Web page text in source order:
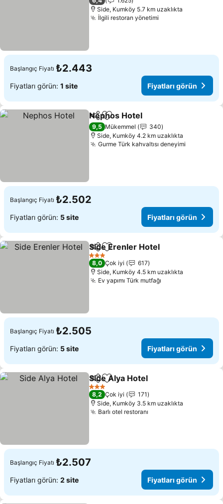
Side, Kumköy 5.7 km uzaklıkta
İlgili restoran yönetimi
Başlangıç Fiyatı ₺2.443
Fiyatları görün: 1 site Fiyatları görün
PaylaşFavorilerime ekle
Nephos Hotel
9,5 Mükemmel
340
Side, Kumköy 4.2 km uzaklıkta
Gurme Türk kahvaltısı deneyimi
Başlangıç Fiyatı ₺2.502
Fiyatları görün: 5 site Fiyatları görün
PaylaşFavorilerime ekle
Side Erenler Hotel
3 Yıldız
8,0 Çok iyi
617
Side, Kumköy 4.5 km uzaklıkta
Ev yapımı Türk mutfağı
Başlangıç Fiyatı ₺2.505
Fiyatları görün: 5 site Fiyatları görün
PaylaşFavorilerime ekle
Side Alya Hotel
3 Yıldız
8,2 Çok iyi
171
Side, Kumköy 3.5 km uzaklıkta
Barlı otel restoranı
Başlangıç Fiyatı ₺2.507
Fiyatları görün: 2 site Fiyatları görün